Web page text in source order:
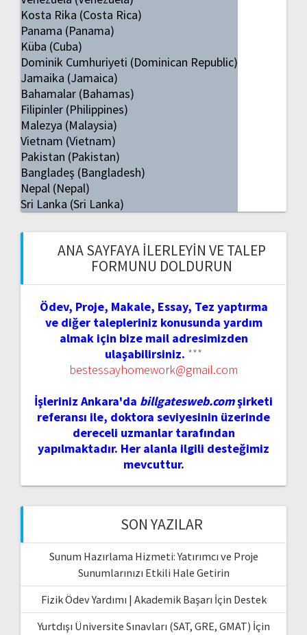
Kosta Rika (Costa Rica)
Panama (Panama)
Küba (Cuba)
Dominik Cumhuriyeti (Dominican Republic)
Jamaika (Jamaica)
Bahamalar (Bahamas)
Filipinler (Philippines)
Malezya (Malaysia)
Vietnam (Vietnam)
Pakistan (Pakistan)
Bangladeş (Bangladesh)
Nepal (Nepal)
Sri Lanka (Sri Lanka)
ANA SAYFAYA İLERLEYIN VE TALEP
FORMUNU DOLDURUN
Ödev, Proje, Makale, Essay, Tez yaptırma
ve diğer talepleriniz konusunda yardım
almak için bize mail adresimizden
ulaşabilirsiniz. ***
bestessayhomework@gmail.com
İşleriniz Ankara'da billgatesweb.comşirketi
referansı ile, doktora seviyesinin üzerinde
dereceli uzmanlar tarafından
yapılmaktadır. Her alanla ilgili desteğimiz
mevcuttur.
SON YAZILAR
Sunum Hazırlama Hizmeti: Yatırımcı ve Proje
Sunumlarınızı Etkili Hale Getirin
Fizik Ödev Yardımı | Akademik Başarı İçin Destek
Yurtdışı Üniversite Sınavları (SAT, GRE, GMAT) İçin